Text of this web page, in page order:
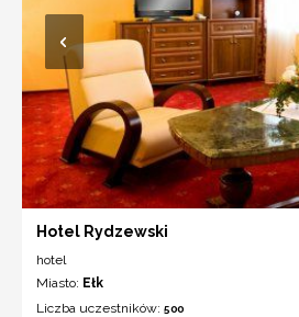
Hotel Rydzewski
hotel
Miasto: Ełk
Liczba uczestników: 500